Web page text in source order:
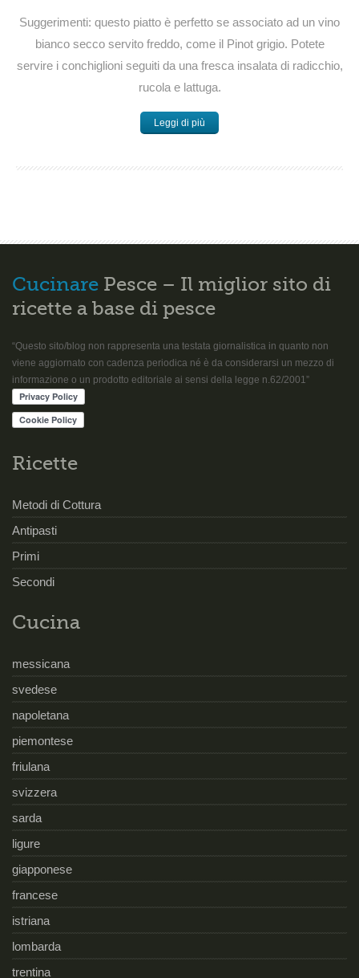
Suggerimenti: questo piatto è perfetto se associato ad un vino
bianco secco servito freddo, come il Pinot grigio. Potete
servire i conchiglioni seguiti da una fresca insalata di radicchio,
rucola e lattuga.
Leggi di più
Cucinare Pesce – Il miglior sito di
ricette a base di pesce
“Questo sito/blog non rappresenta una testata giornalistica in quanto non
viene aggiornato con cadenza periodica né è da considerarsi un mezzo di
informazione o un prodotto editoriale ai sensi della legge n.62/2001”
Ricette
Metodi di Cottura
Antipasti
Primi
Secondi
Cucina
messicana
svedese
napoletana
piemontese
friulana
svizzera
sarda
ligure
giapponese
francese
istriana
lombarda
trentina